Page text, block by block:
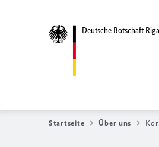
Deutsche Botschaft Riga
Startseite Über uns